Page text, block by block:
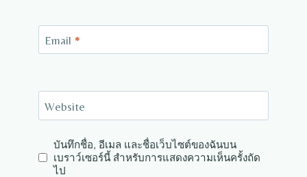
Email *
Website
บันทึกชื่อ, อีเมล และชื่อเว็บไซต์ของฉันบน
เบราว์เซอร์นี้ สำหรับการแสดงความเห็นครั้งถัด
ไป